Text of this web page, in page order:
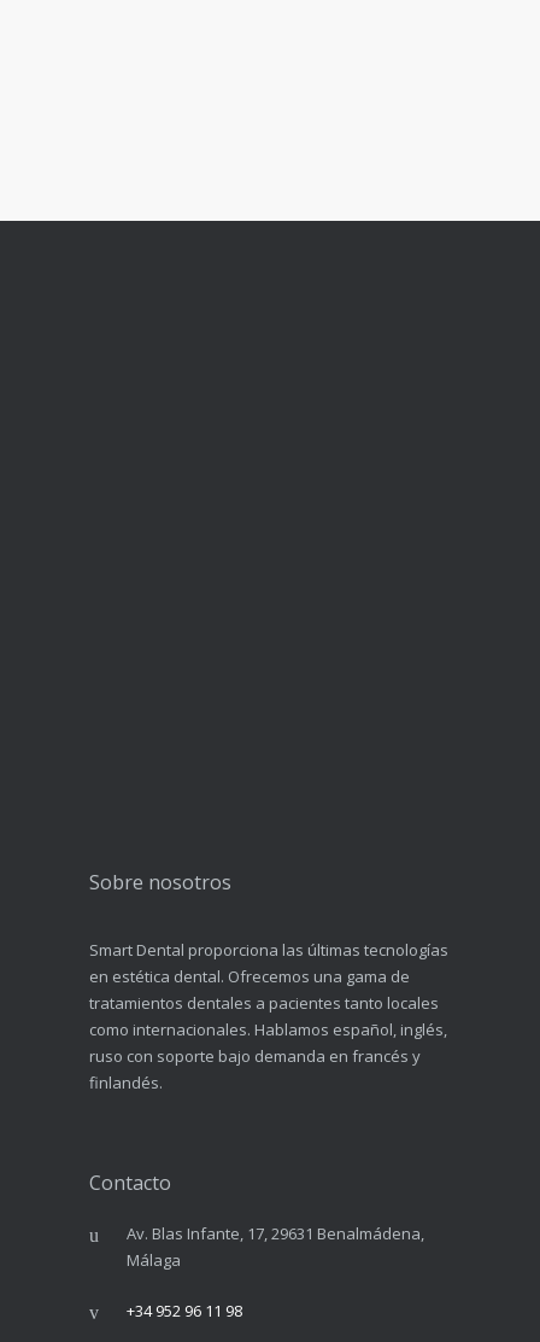
Sobre nosotros
Smart Dental proporciona las últimas tecnologías
en estética dental. Ofrecemos una gama de
tratamientos dentales a pacientes tanto locales
como internacionales. Hablamos español, inglés,
ruso con soporte bajo demanda en francés y
finlandés.
Contacto
Av. Blas Infante, 17, 29631 Benalmádena,
Málaga
+34 952 96 11 98